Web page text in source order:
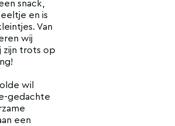
snack,
en is
Van
wij
zijn trots op
wil
gedachte
een